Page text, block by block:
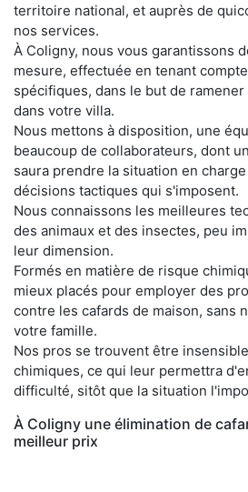
territoire national, et auprès de
nos services.
À Coligny, nous vous garantissons
mesure, effectuée en tenant
spécifiques, dans le but de
dans votre villa.
Nous mettons à disposition, une
beaucoup de collaborateurs, dont
saura prendre la situation en
décisions tactiques qui s'imposent.
Nous connaissons les meilleures
des animaux et des insectes, peu
leur dimension.
Formés en matière de risque
mieux placés pour employer des
contre les cafards de maison, sans
votre famille.
Nos pros se trouvent être
chimiques, ce qui leur permettra
difficulté, sitôt que la situation
À Coligny une élimination de
meilleur prix